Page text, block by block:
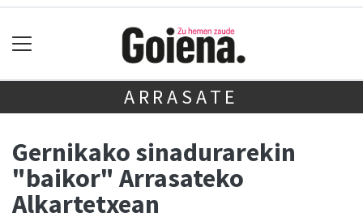
ARRASATE
Gernikako sinadurarekin
"baikor" Arrasateko
Alkartetxean